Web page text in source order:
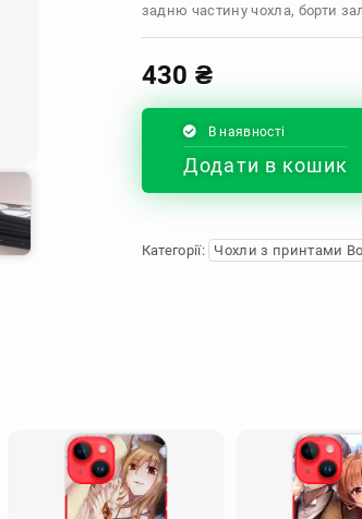
задню частину чохла, борти
430 ₴
В наявності
Додати в кошик
Категорії: Чохли з принтами